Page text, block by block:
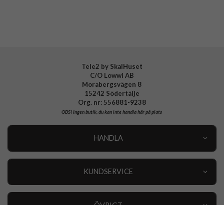
Tele2 by SkalHuset
C/O Lowwi AB
Morabergsvägen 8
15242 Södertälje
Org. nr: 556881-9238
OBS!Ingen butik, du kan inte handla här på plats
HANDLA
KUNDSERVICE